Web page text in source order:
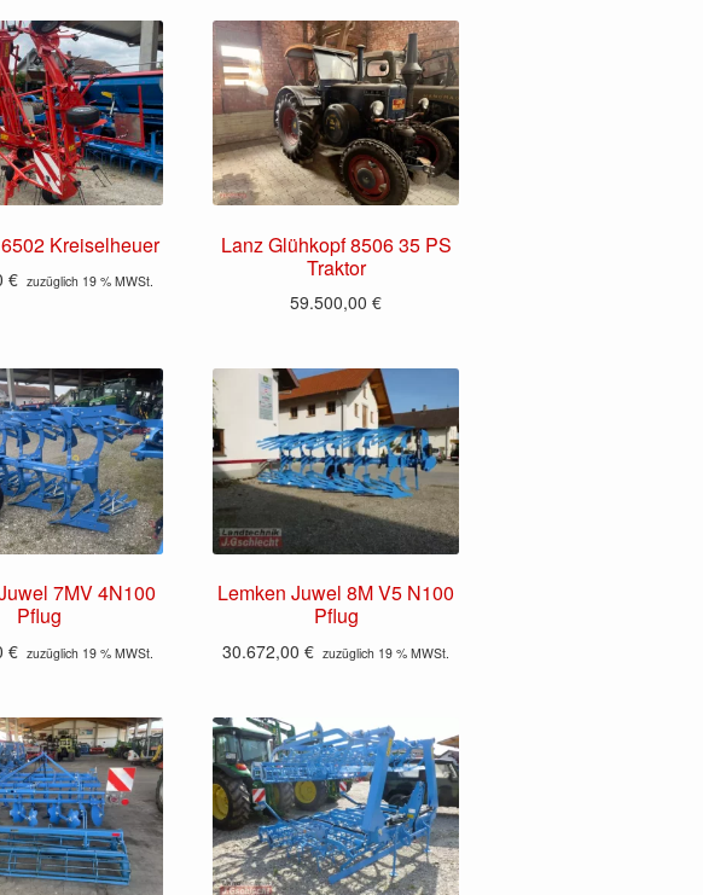
Kreiselheuer
€ zuzüglich 19 % MWSt.
Lanz Glühkopf 8506 35 PS
Traktor
59.500,00€
7MV 4N100
Pflug
€ zuzüglich 19 % MWSt.
Lemken Juwel 8M V5 N100
Pflug
30.672,00€ zuzüglich 19 % MWSt.